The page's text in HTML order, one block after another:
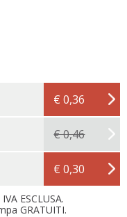
€ 0,36
€ 0,46
€ 0,30
ESCLUSA.
GRATUITI.